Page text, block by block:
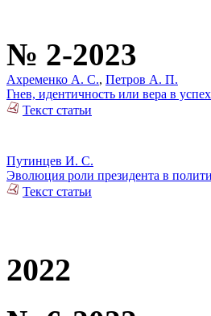
№ 2-2023
Ахременко А. С., Петров А. П.
Гнев, идентичность или вера в
Текст статьи
Путинцев И. С.
Эволюция роли президента в
Текст статьи
2022